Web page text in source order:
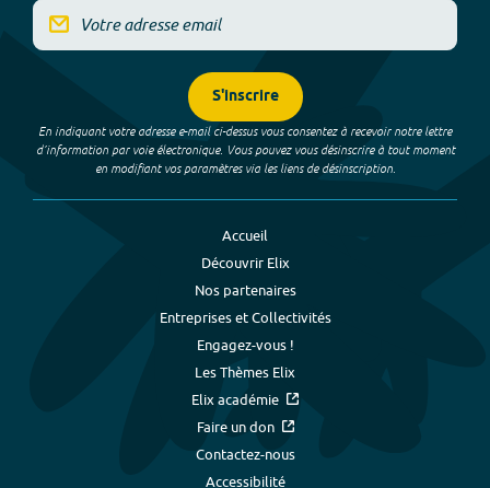
S'inscrire
En indiquant votre adresse e-mail ci-dessus vous consentez à recevoir notre lettre
d’information par voie électronique. Vous pouvez vous désinscrire à tout moment
en modifiant vos paramètres via les liens de désinscription.
Accueil
Découvrir Elix
Nos partenaires
Entreprises et Collectivités
Engagez-vous !
Les Thèmes Elix
Elix académie
Faire un don
Contactez-nous
Accessibilité